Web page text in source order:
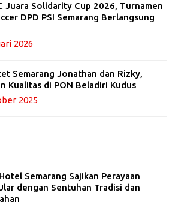
Juara Solidarity Cup 2026, Turnamen
DPD PSI Semarang Berlangsung
2026
Semarang Jonathan dan Rizky,
Kualitas di PON Beladiri Kudus
2025
Semarang Sajikan Perayaan
dengan Sentuhan Tradisi dan